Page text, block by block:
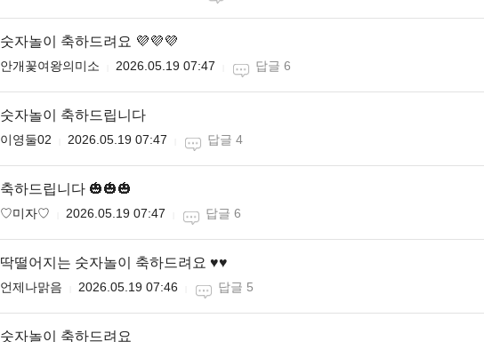
숫자놀이 축하드려요 💜💜💜
안개꽃여왕의미소 2026.05.19 07:47 답글 6
숫자놀이 축하드립니다
이영둘02 2026.05.19 07:47 답글 4
축하드립니다 🎃🎃🎃
♡미자♡ 2026.05.19 07:47 답글 6
딱떨어지는 숫자놀이 축하드려요 ♥♥
언제나맑음 2026.05.19 07:46 답글 5
숫자놀이 축하드려요